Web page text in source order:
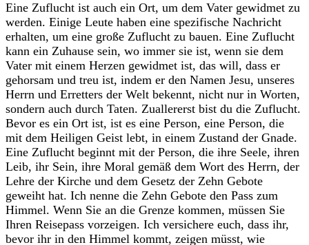
‎Eine Zuflucht ist auch ein Ort, um dem Vater gewidmet zu
werden. Einige Leute haben eine spezifische Nachricht
erhalten, um eine große Zuflucht zu bauen. Eine Zuflucht
kann ein Zuhause sein, wo immer sie ist, wenn sie dem
Vater mit einem Herzen gewidmet ist, das will, dass er
gehorsam und treu ist, indem er den Namen Jesu, unseres
Herrn und Erretters der Welt bekennt, nicht nur in Worten,
sondern auch durch Taten. Zuallererst bist du die Zuflucht.
Bevor es ein Ort ist, ist es eine Person, eine Person, die
mit dem Heiligen Geist lebt, in einem Zustand der Gnade.
Eine Zuflucht beginnt mit der Person, die ihre Seele, ihren
Leib, ihr Sein, ihre Moral gemäß dem Wort des Herrn, der
Lehre der Kirche und dem Gesetz der Zehn Gebote
geweiht hat. Ich nenne die Zehn Gebote den Pass zum
Himmel. Wenn Sie an die Grenze kommen, müssen Sie
Ihren Reisepass vorzeigen. Ich versichere euch, dass ihr,
bevor ihr in den Himmel kommt, zeigen müsst, wie